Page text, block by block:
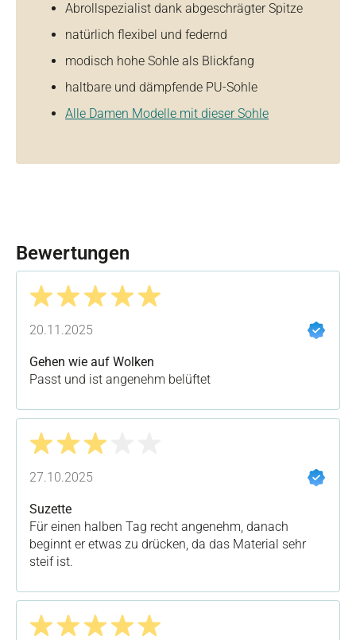
Abrollspezialist dank abgeschrägter Spitze
natürlich flexibel und federnd
modisch hohe Sohle als Blickfang
haltbare und dämpfende PU-Sohle
Alle Damen Modelle mit dieser Sohle
Bewertungen
Bewertung mit 5 von 5 Sternen
20.11.2025
Gehen wie auf Wolken
Passt und ist angenehm belüftet
Bewertung mit 3 von 5 Sternen
27.10.2025
Suzette
Für einen halben Tag recht angenehm, danach
beginnt er etwas zu drücken, da das Material sehr
steif ist.